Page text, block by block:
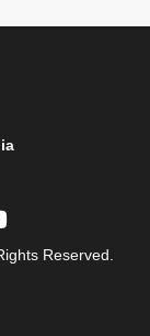
Reserved.